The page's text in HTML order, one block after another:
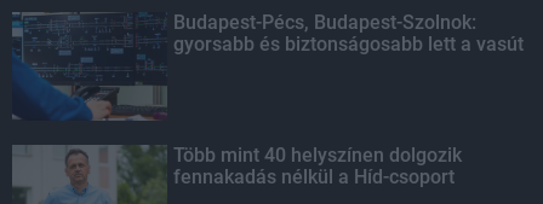
Budapest-Pécs, Budapest-Szolnok:
gyorsabb és biztonságosabb lett a vasút
Több mint 40 helyszínen dolgozik
fennakadás nélkül a Híd-csoport